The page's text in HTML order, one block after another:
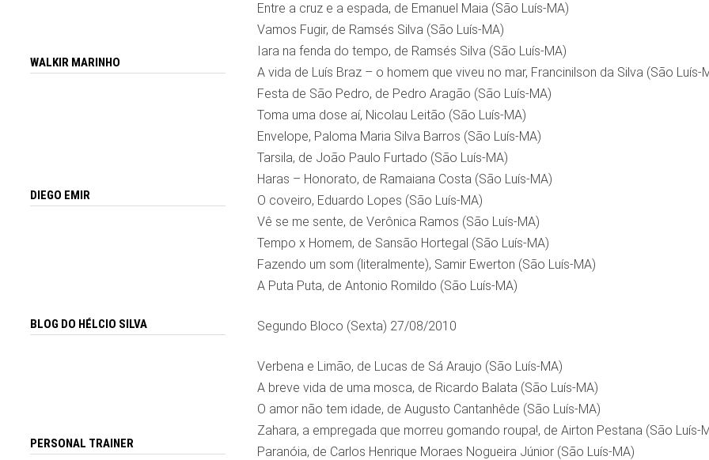
Entre a cruz e a espada, de Emanuel Maia (São Luís-MA)
Vamos Fugir, de Ramsés Silva (São Luís-MA)
Iara na fenda do tempo, de Ramsés Silva (São Luís-MA)
A vida de Luís Braz – o homem que viveu no mar, Francinilson da Silva (São Luís-
Festa de São Pedro, de Pedro Aragão (São Luís-MA)
Toma uma dose aí, Nicolau Leitão (São Luís-MA)
Envelope, Paloma Maria Silva Barros (São Luís-MA)
Tarsila, de João Paulo Furtado (São Luís-MA)
Haras – Honorato, de Ramaiana Costa (São Luís-MA)
O coveiro, Eduardo Lopes (São Luís-MA)
Vê se me sente, de Verônica Ramos (São Luís-MA)
Tempo x Homem, de Sansão Hortegal (São Luís-MA)
Fazendo um som (literalmente), Samir Ewerton (São Luís-MA)
A Puta Puta, de Antonio Romildo (São Luís-MA)
Segundo Bloco (Sexta) 27/08/2010
Verbena e Limão, de Lucas de Sá Araujo (São Luís-MA)
A breve vida de uma mosca, de Ricardo Balata (São Luís-MA)
O amor não tem idade, de Augusto Cantanhêde (São Luís-MA)
Zahara, a empregada que morreu gomando roupa!, de Airton Pestana (São Luís-
Paranóia, de Carlos Henrique Moraes Nogueira Júnior (São Luís-MA)
WALKIR MARINHO
DIEGO EMIR
BLOG DO HÉLCIO SILVA
PERSONAL TRAINER